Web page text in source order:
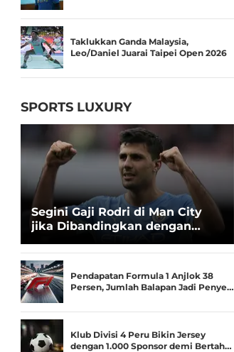
Taklukkan Ganda Malaysia,
Leo/Daniel Juarai Taipei Open 2026
SPORTS LUXURY
Segini Gaji Rodri di Man City
jika Dibandingkan dengan
Pendapatan Formula 1 Anjlok 38
Persen, Jumlah Balapan Jadi Penye…
Klub Divisi 4 Peru Bikin Jersey
dengan 1.000 Sponsor demi Bertah…